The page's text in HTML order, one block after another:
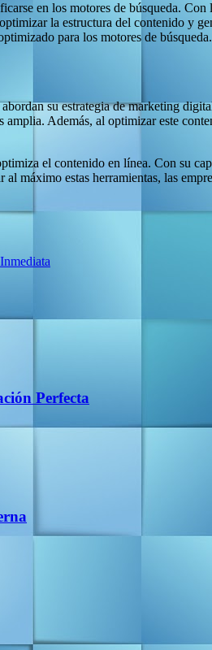
en los motores de búsqueda.
la estructura del contenido y
para los motores de búsqueda.
su estrategia de marketing
Además, al optimizar este
el contenido en línea. Con su
máximo estas herramientas, las
Perfecta